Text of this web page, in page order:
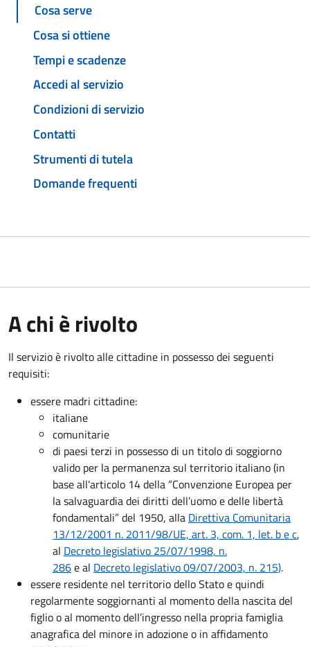
Cosa serve
Cosa si ottiene
Tempi e scadenze
Accedi al servizio
Condizioni di servizio
Contatti
Strumenti di tutela
Domande frequenti
A chi è rivolto
Il servizio è rivolto alle cittadine in possesso dei seguenti
requisiti:
essere madri cittadine:
italiane
comunitarie
di paesi terzi in possesso di un titolo di soggiorno
valido per la permanenza sul territorio italiano (in
base all'articolo 14 della “Convenzione Europea per
la salvaguardia dei diritti dell’uomo e delle libertà
fondamentali” del 1950, alla Direttiva Comunitaria
13/12/2001 n. 2011/98/UE, art. 3, com. 1, let. b e c,
al Decreto legislativo 25/07/1998, n.
286e al Decreto legislativo 09/07/2003, n. 215).
essere residente nel territorio dello Stato e quindi
regolarmente soggiornanti al momento della nascita del
figlio o al momento dell’ingresso nella propria famiglia
anagrafica del minore in adozione o in affidamento